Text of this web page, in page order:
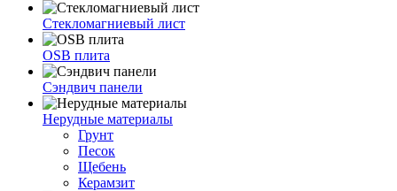
Стекломагниевый лист
OSB плита
Сэндвич панели
Нерудные материалы
Грунт
Песок
Щебень
Керамзит